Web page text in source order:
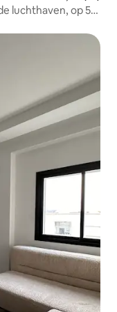
luchthaven, op 5